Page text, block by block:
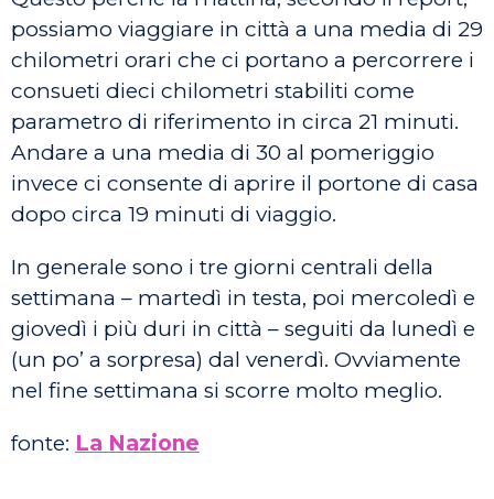
possiamo viaggiare in città a una media di 29
chilometri orari che ci portano a percorrere i
consueti dieci chilometri stabiliti come
parametro di riferimento in circa 21 minuti.
Andare a una media di 30 al pomeriggio
invece ci consente di aprire il portone di casa
dopo circa 19 minuti di viaggio.
In generale sono i tre giorni centrali della
settimana – martedì in testa, poi mercoledì e
giovedì i più duri in città – seguiti da lunedì e
(un po’ a sorpresa) dal venerdì. Ovviamente
nel fine settimana si scorre molto meglio.
fonte: La Nazione